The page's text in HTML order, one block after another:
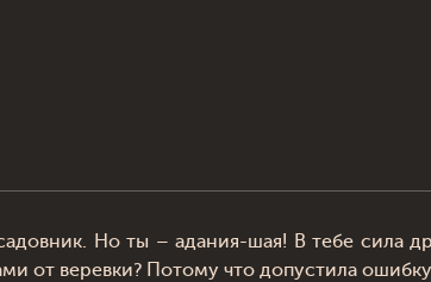
Но ты – адания-шая! В тебе сила
от веревки? Потому что допустила